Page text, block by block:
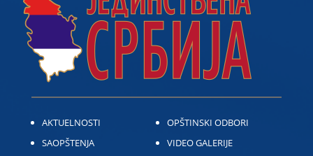
AKTUELNOSTI
SAOPŠTENJA
OPŠTINSKI ODBORI
VIDEO GALERIJE